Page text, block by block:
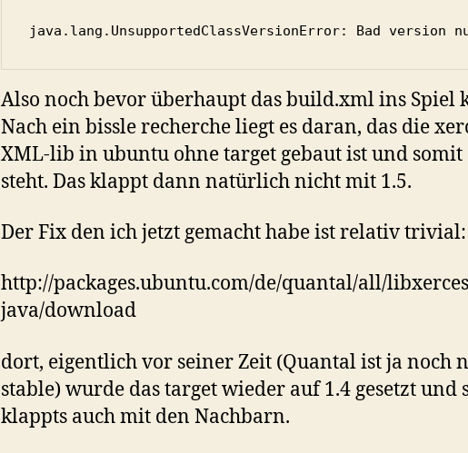
java.lang.UnsupportedClassVersionError: Bad
Also noch bevor überhaupt das build.xml ins Spiel
Nach ein bissle recherche liegt es daran, das die
XML-lib in ubuntu ohne target gebaut ist und somit
steht. Das klappt dann natürlich nicht mit 1.5.
Der Fix den ich jetzt gemacht habe ist relativ trivial:
http://packages.ubuntu.com/de/quantal/all/
java/download
dort, eigentlich vor seiner Zeit (Quantal ist ja noch
stable) wurde das target wieder auf 1.4 gesetzt und
klappts auch mit den Nachbarn.